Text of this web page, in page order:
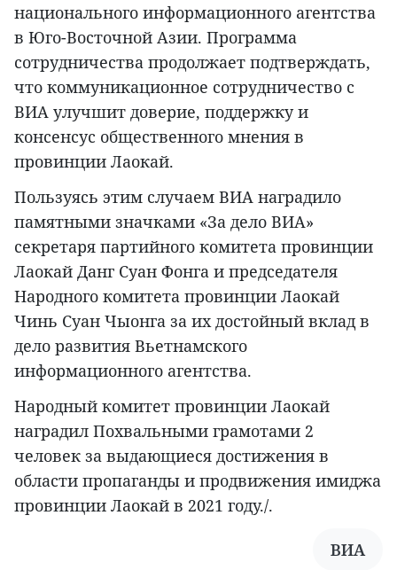
национального информационного агентства
в Юго-Восточной Азии. Программа
сотрудничества продолжает подтверждать,
что коммуникационное сотрудничество с
ВИА улучшит доверие, поддержку и
консенсус общественного мнения в
провинции Лаокай.
Пользуясь этим случаем ВИА наградило
памятными значками «За дело ВИА»
секретаря партийного комитета провинции
Лаокай Данг Суан Фонга и председателя
Народного комитета провинции Лаокай
Чинь Суан Чыонга за их достойный вклад в
дело развития Вьетнамского
информационного агентства.
Народный комитет провинции Лаокай
наградил Похвальными грамотами 2
человек за выдающиеся достижения в
области пропаганды и продвижения имиджа
провинции Лаокай в 2021 году./.
ВИА